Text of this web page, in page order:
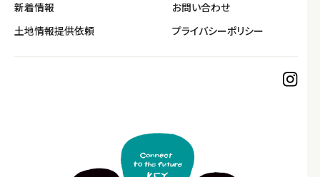
新着情報
お問い合わせ
土地情報提供依頼
プライバシーポリシー